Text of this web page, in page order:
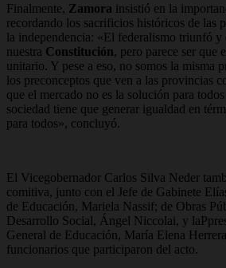
Finalmente, Zamora insistió en la
recordando los sacrificios históricos de las
la independencia: «El federalismo triunfó y
nuestra Constitución, pero parece ser que
unitario. Y pese a eso, no somos la misma
los preconceptos que ven a las provincias
que el mercado no es la solución para
sociedad tiene que generar igualdad en
para todos», concluyó.
El Vicegobernador Carlos Silva Neder
comitiva, junto con el Jefe de Gabinete
de Educación, Mariela Nassif; de Obras
Desarrollo Social, Ángel Niccolai, y
General de Educación, María Elena
funcionarios que participaron del acto.